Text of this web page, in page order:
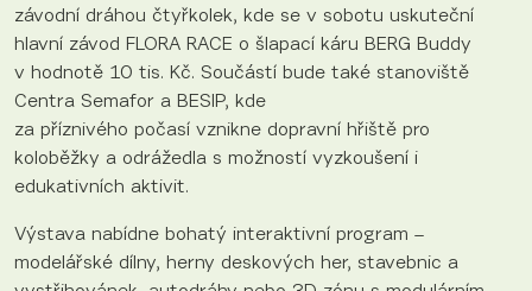
závodní dráhou čtyřkolek, kde se v sobotu uskuteční
hlavní závod FLORA RACE o šlapací káru BERG Buddy
v hodnotě 10 tis. Kč. Součástí bude také stanoviště
Centra Semafor a BESIP, kde
za příznivého počasí vznikne dopravní hřiště pro
koloběžky a odrážedla s možností vyzkoušení i
edukativních aktivit.
Výstava nabídne bohatý interaktivní program –
modelářské dílny, herny deskových her, stavebnic a